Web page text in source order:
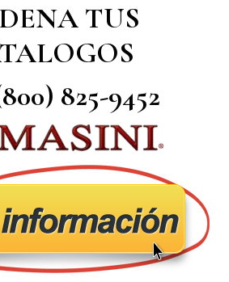
TUS
825-9452